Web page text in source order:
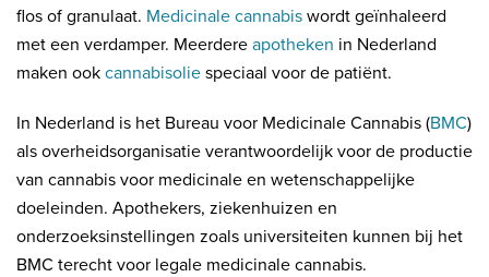
flos of granulaat. Medicinale cannabis wordt geïnhaleerd
met een verdamper. Meerdere apotheken in Nederland
maken ook cannabisolie speciaal voor de patiënt.
In Nederland is het Bureau voor Medicinale Cannabis (BMC)
als overheidsorganisatie verantwoordelijk voor de productie
van cannabis voor medicinale en wetenschappelijke
doeleinden. Apothekers, ziekenhuizen en
onderzoeksinstellingen zoals universiteiten kunnen bij het
BMC terecht voor legale medicinale cannabis.